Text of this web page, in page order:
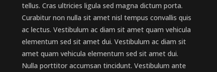
tellus. Cras ultricies ligula sed magna dictum porta.
Curabitur non nulla sit amet nisl tempus convallis quis
ac lectus. Vestibulum ac diam sit amet quam vehicula
elementum sed sit amet dui. Vestibulum ac diam sit
amet quam vehicula elementum sed sit amet dui.
Nulla porttitor accumsan tincidunt. Vestibulum ante